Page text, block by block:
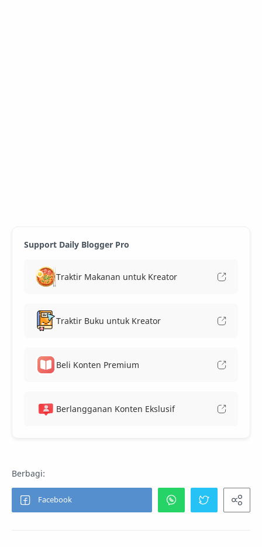
Support Daily Blogger Pro
Traktir Makanan untuk Kreator
Traktir Buku untuk Kreator
Beli Konten Premium
Berlangganan Konten Ekslusif